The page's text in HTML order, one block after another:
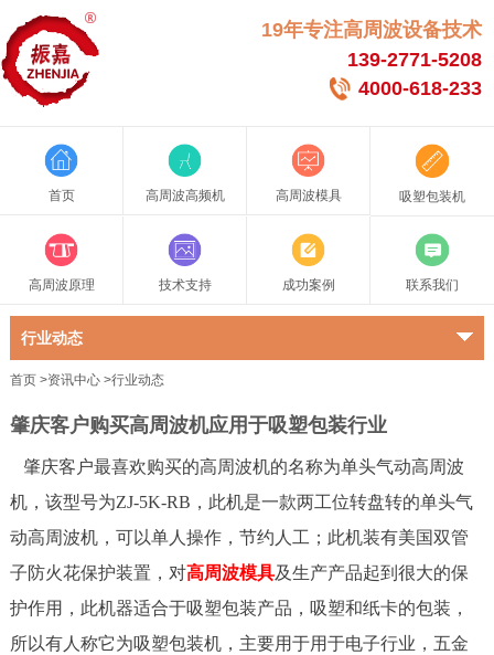
19年专注高周波设备技术
139-2771-5208
4000-618-233
首页 高周波高频机 高周波模具 吸塑包装机
高周波原理 技术支持 成功案例 联系我们
行业动态
首页>资讯中心>行业动态
肇庆客户购买高周波机应用于吸塑包装行业
肇庆客户最喜欢购买的高周波机的名称为单头气动高周波
机，该型号为ZJ-5K-RB，此机是一款两工位转盘转的单头气
动高周波机，可以单人操作，节约人工；此机装有美国双管
子防火花保护装置，对高周波模具及生产产品起到很大的保
护作用， 此机器适合于吸塑包装产品，吸塑和纸卡的包装，
所以有人称它为吸塑包装机，主要用于用于电子行业，五金